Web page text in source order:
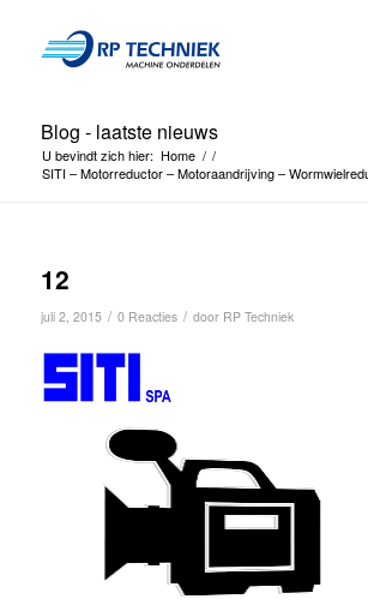
Blog - laatste nieuws
U bevindt zich hier: Home / /
SITI – Motorreductor – Motoraandrijving –
12
juli 2, 2015 / 0 Reacties / door RP Techniek